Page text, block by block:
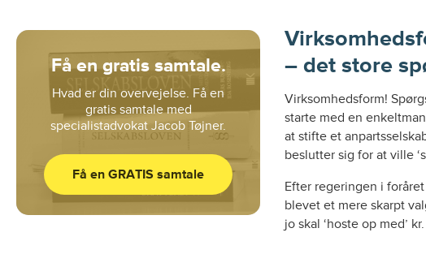
Få en gratis samtale.
Hvad er din overvejelse. Få en
gratis samtale med
specialistadvokat Jacob Tøjner.
Få en GRATIS samtale
– det store
Virksomhedsform!
starte med en
at stifte et
beslutter sig for at ville
Efter regeringen i
blevet et mere skarpt
jo skal ‘hoste op med’